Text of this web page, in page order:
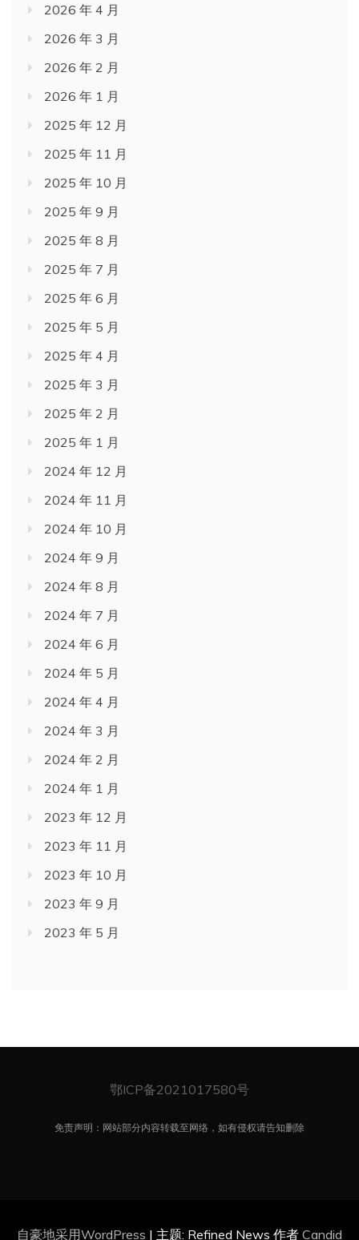
2026 年 4 月
2026 年 3 月
2026 年 2 月
2026 年 1 月
2025 年 12 月
2025 年 11 月
2025 年 10 月
2025 年 9 月
2025 年 8 月
2025 年 7 月
2025 年 6 月
2025 年 5 月
2025 年 4 月
2025 年 3 月
2025 年 2 月
2025 年 1 月
2024 年 12 月
2024 年 11 月
2024 年 10 月
2024 年 9 月
2024 年 8 月
2024 年 7 月
2024 年 6 月
2024 年 5 月
2024 年 4 月
2024 年 3 月
2024 年 2 月
2024 年 1 月
2023 年 12 月
2023 年 11 月
2023 年 10 月
2023 年 9 月
2023 年 5 月
鄂ICP备2021017580号
免责声明：网站部分内容转载至网络，如有侵权请告知删除
自豪地采用WordPress | 主题: Refined News 作者 Candid